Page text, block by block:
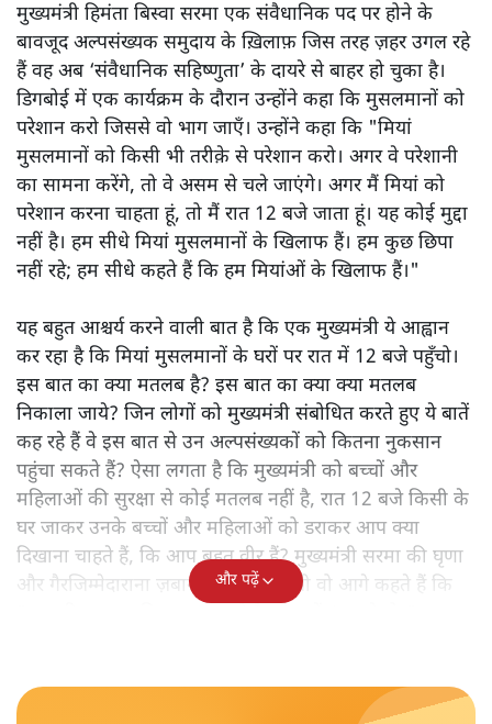
मुख्यमंत्री हिमंता बिस्वा सरमा एक संवैधानिक पद पर होने के
बावजूद अल्पसंख्यक समुदाय के ख़िलाफ़ जिस तरह ज़हर उगल रहे
हैं वह अब ‘संवैधानिक सहिष्णुता’ के दायरे से बाहर हो चुका है।
डिगबोई में एक कार्यक्रम के दौरान उन्होंने कहा कि मुसलमानों को
परेशान करो जिससे वो भाग जाएँ। उन्होंने कहा कि "मियां
मुसलमानों को किसी भी तरीक़े से परेशान करो। अगर वे परेशानी
का सामना करेंगे, तो वे असम से चले जाएंगे। अगर मैं मियां को
परेशान करना चाहता हूं, तो मैं रात 12 बजे जाता हूं। यह कोई मुद्दा
नहीं है। हम सीधे मियां मुसलमानों के खिलाफ हैं। हम कुछ छिपा
नहीं रहे; हम सीधे कहते हैं कि हम मियांओं के खिलाफ हैं।"
यह बहुत आश्चर्य करने वाली बात है कि एक मुख्यमंत्री ये आह्वान
कर रहा है कि मियांं मुसलमानों के घरों पर रात में 12 बजे पहुँचो।
इस बात का क्या मतलब है? इस बात का क्या क्या मतलब
निकाला जाये? जिन लोगों को मुख्यमंत्री संबोधित करते हुए ये बातें
कह रहे हैं वे इस बात से उन अल्पसंख्यकों को कितना नुकसान
पहुंचा सकते हैं? ऐसा लगता है कि मुख्यमंत्री को बच्चों और
महिलाओं की सुरक्षा से कोई मतलब नहीं है, रात 12 बजे किसी के
घर जाकर उनके बच्चों और महिलाओं को डराकर आप क्या
दिखाना चाहते हैं, कि आप बहुत वीर हैं? मुख्यमंत्री सरमा की घृणा
और गैरजिम्मेदाराना ज़बान यहीं नहीं रुकती वो आगे कहते हैं कि
और पढ़ें